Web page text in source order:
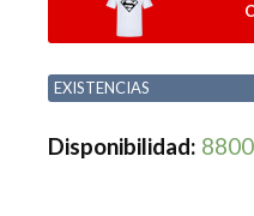
EXISTENCIAS
Disponibilidad: